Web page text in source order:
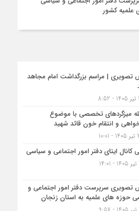
علمیه کشور
تصویری | مراسم بزرگداشت امام مجاهد
میزگردهای تخصصی با موضوع
و انتقام خون قائد شهید
کانال ایتای دفتر امور اجتماعی و سیاسی
تصویری سرپرست دفتر امور اجتماعی و
حوزه های علمیه به استان زنجان